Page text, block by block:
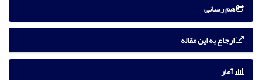
هم رسانی
ارجاع به این مقاله
آمار